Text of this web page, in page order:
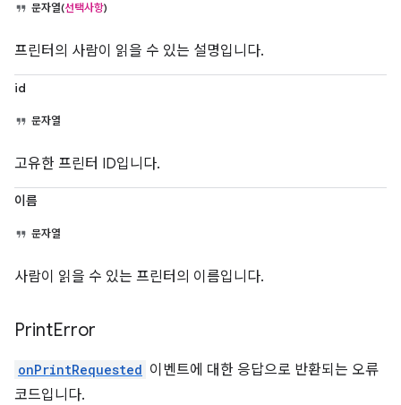
문자열(선택사항)
프린터의 사람이 읽을 수 있는 설명입니다.
id
문자열
고유한 프린터 ID입니다.
이름
문자열
사람이 읽을 수 있는 프린터의 이름입니다.
PrintError
onPrintRequested 이벤트에 대한 응답으로 반환되는 오류
코드입니다.